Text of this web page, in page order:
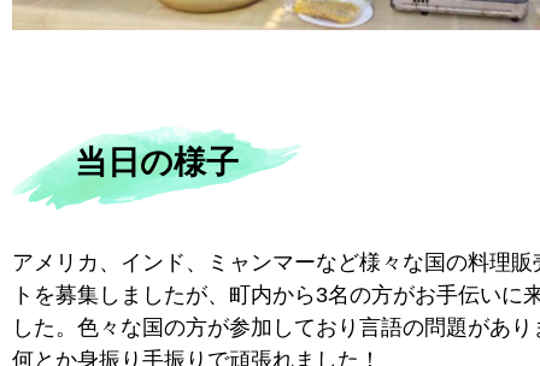
当日の様子
アメリカ、インド、ミャンマーなど様々な国の料理販
トを募集しましたが、町内から3名の方がお手伝いに
した。色々な国の方が参加しており言語の問題があり
何とか身振り手振りで頑張れました！